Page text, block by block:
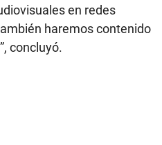
en redes
haremos contenido
concluyó.